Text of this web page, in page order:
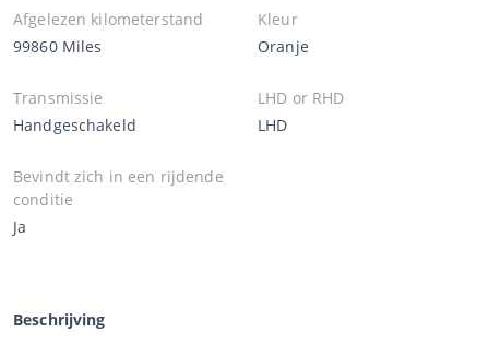
Afgelezen kilometerstand
99860 Miles
Kleur
Oranje
Transmissie
Handgeschakeld
LHD or RHD
LHD
Bevindt zich in een rijdende
conditie
Ja
Beschrijving